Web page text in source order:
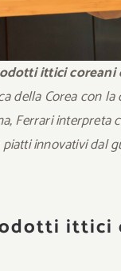
ittici
della Corea con la
Ferrari interpreta
innovativi dal
ittici